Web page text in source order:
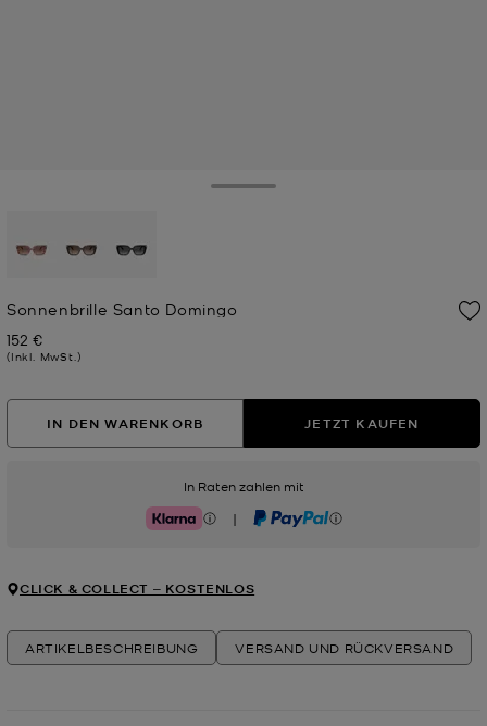
Sonnenbrille Santo Domingo
Jetzt
152 €
(Inkl. MwSt.)
IN DEN WARENKORB JETZT KAUFEN
In Raten zahlen mit
Klarna | PayPal
CLICK & COLLECT ‒ KOSTENLOS
ARTIKELBESCHREIBUNG VERSAND UND RÜCKVERSAND